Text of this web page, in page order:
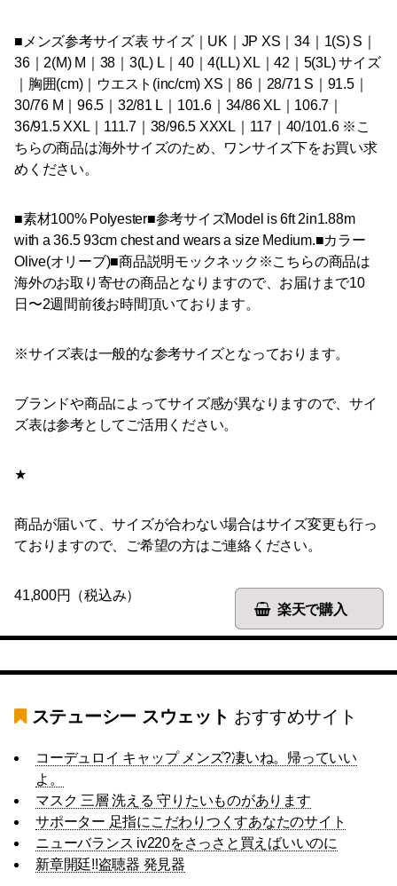
■メンズ参考サイズ表 サイズ｜UK｜JP XS｜34｜1(S) S｜
36｜2(M) M｜38｜3(L) L｜40｜4(LL) XL｜42｜5(3L) サイズ
｜胸囲(cm)｜ウエスト(inc/cm) XS｜86｜28/71 S｜91.5｜
30/76 M｜96.5｜32/81 L｜101.6｜34/86 XL｜106.7｜
36/91.5 XXL｜111.7｜38/96.5 XXXL｜117｜40/101.6 ※こ
ちらの商品は海外サイズのため、ワンサイズ下をお買い求
めください。
■素材100% Polyester■参考サイズModel is 6ft 2in1.88m
with a 36.5 93cm chest and wears a size Medium.■カラー
Olive(オリーブ)■商品説明モックネック※こちらの商品は
海外のお取り寄せの商品となりますので、お届けまで10
日〜2週間前後お時間頂いております。
※サイズ表は一般的な参考サイズとなっております。
ブランドや商品によってサイズ感が異なりますので、サイ
ズ表は参考としてご活用ください。
★
商品が届いて、サイズが合わない場合はサイズ変更も行っ
ておりますので、ご希望の方はご連絡ください。
楽天で購入
41,800円（税込み）
ステューシー スウェット おすすめサイト
コーデュロイ キャップ メンズ?凄いね。帰っていい
よ。
マスク 三層 洗える 守りたいものがあります
サポーター 足指にこだわりつくすあなたのサイト
ニューバランス iv220をさっさと買えばいいのに
新章開廷!!盗聴器 発見器